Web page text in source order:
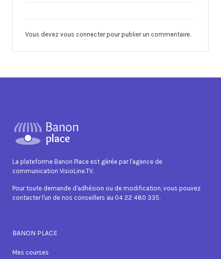
Vous devez vous connecterpour publier un commentaire.
La plateforme Banon Place est gérée par l'agence de
communication VisioLine.TV.
Pour toute demande d'adhésion ou de modification, vous pouvez
contacter l'un de nos conseillers au 04 22 480 335.
BANON PLACE
Mes courses